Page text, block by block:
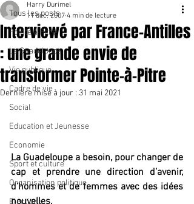
Tous les posts
Pointe à Pitre
La Guadeloupe
Vie publique
Cadre de vie
Social
Education et Jeunesse
Economie
Sport et culture
Organisation politique
Elections
Interviewé par France-Antilles
: une grande envie de
transformer Pointe-à-Pitre
Harry Durimel
11 déc. 2007 4 min de lecture
Dernière mise à jour : 31 mai 2021
La Guadeloupe a besoin, pour changer de
cap et prendre une direction d’avenir,
d’hommes et de femmes avec des idées
nouvelles.